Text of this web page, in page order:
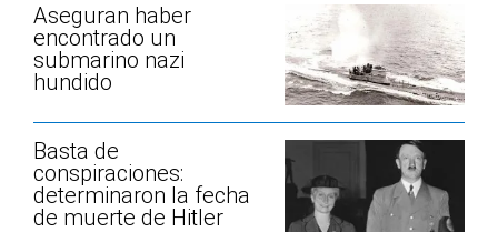
Aseguran haber
encontrado un
submarino nazi
hundido
Basta de
conspiraciones:
determinaron la fecha
de muerte de Hitler